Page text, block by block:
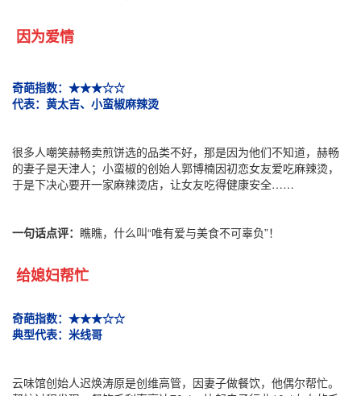
因为爱情
奇葩指数：★★★☆☆
代表：黄太吉、小蛮椒麻辣烫
很多人嘲笑赫畅卖煎饼选的品类不好，那是因为他们不知道，赫畅
的妻子是天津人；小蛮椒的创始人郭博楠因初恋女友爱吃麻辣烫，
于是下决心要开一家麻辣烫店，让女友吃得健康安全……
一句话点评： 瞧瞧，什么叫“唯有爱与美食不可辜负”！
给媳妇帮忙
奇葩指数：★★★☆☆
典型代表：米线哥
云味馆创始人迟焕涛原是创维高管，因妻子做餐饮，他偶尔帮忙。